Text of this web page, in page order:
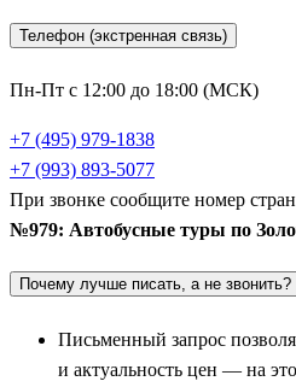
Главные жемчужины
Ростов Великий и Ярославль
программ является духовный
Посад. Расположенный ближе
привлекает паломников и
магнит здесь — величественная
этот регион обязательно
древнерусской живописью и
Телефон (экстренная связь)
Пн-Пт с 12:00 до 18:00 (МСК)
+7 (495) 979-1838
+7 (993) 893-5077
При звонке сообщите номер
№979: Автобусные туры по
Почему лучше писать, а не звонить?
Письменный запрос
и актуальность цен — на